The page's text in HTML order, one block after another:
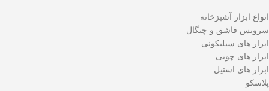
انواع ابزار آشپزخانه
سرویس قاشق و چنگال
ابزار های سیلیکونی
ابزار های چوبی
ابزار های استیل
پلاسکو